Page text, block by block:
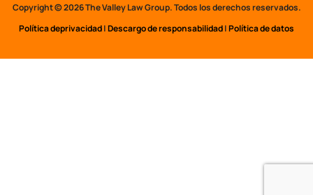
Copyright © 2026 The Valley Law Group. Todos los derechos reservados.
Políticadeprivacidad|Descargo de responsabilidad|Política de datos